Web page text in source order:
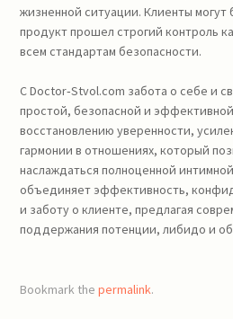
жизненной ситуации. Клиенты
продукт прошел строгий контроль
всем стандартам безопасности.
С Doctor‑Stvol.com забота о себе и
простой, безопасной и
восстановлению уверенности,
гармонии в отношениях, который
наслаждаться полноценной
объединяет эффективность,
и заботу о клиенте, предлагая
поддержания потенции, либидо и
Bookmark thepermalink.